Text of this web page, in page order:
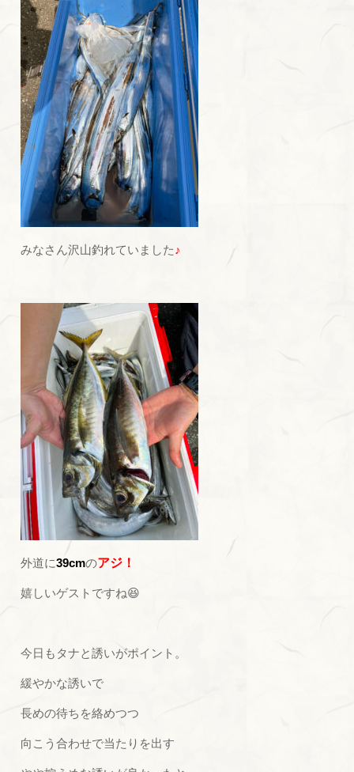
みなさん沢山釣れていました♪
外道に39cmのアジ！
嬉しいゲストですね😆
今日もタナと誘いがポイント。
緩やかな誘いで
長めの待ちを絡めつつ
向こう合わせで当たりを出す